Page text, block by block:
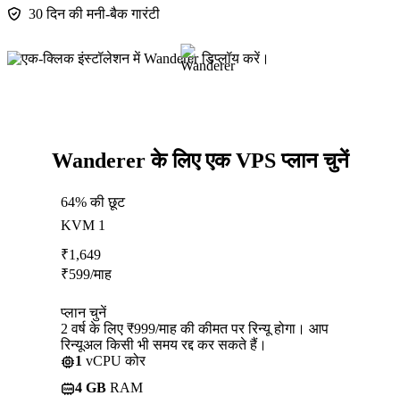
30 दिन की मनी-बैक गारंटी
Wanderer के लिए एक VPS प्लान चुनें
64% की छूट
KVM 1
₹1,649
₹599/माह
प्लान चुनें
2 वर्ष के लिए ₹999/माह की कीमत पर रिन्यू होगा। आप
रिन्यूअल किसी भी समय रद्द कर सकते हैं।
1 vCPU कोर
4 GB RAM